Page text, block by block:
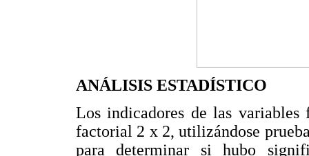
ANÁLISIS ESTADÍSTICO
Los indicadores de las variables
factorial 2 x 2, utilizándose
para determinar si hubo